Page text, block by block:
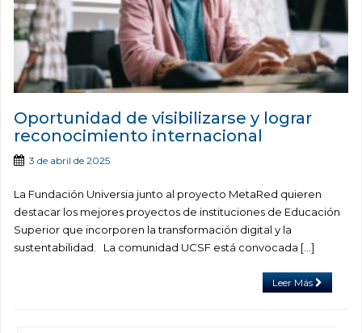
Oportunidad de visibilizarse y lograr
reconocimiento internacional
3 de abril de 2025
La Fundación Universia junto al proyecto MetaRed quieren
destacar los mejores proyectos de instituciones de Educación
Superior que incorporen la transformación digital y la
sustentabilidad. La comunidad UCSF está convocada […]
Leer Más